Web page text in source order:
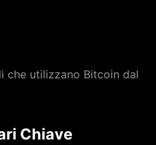
che utilizzano Bitcoin dal
Chiave